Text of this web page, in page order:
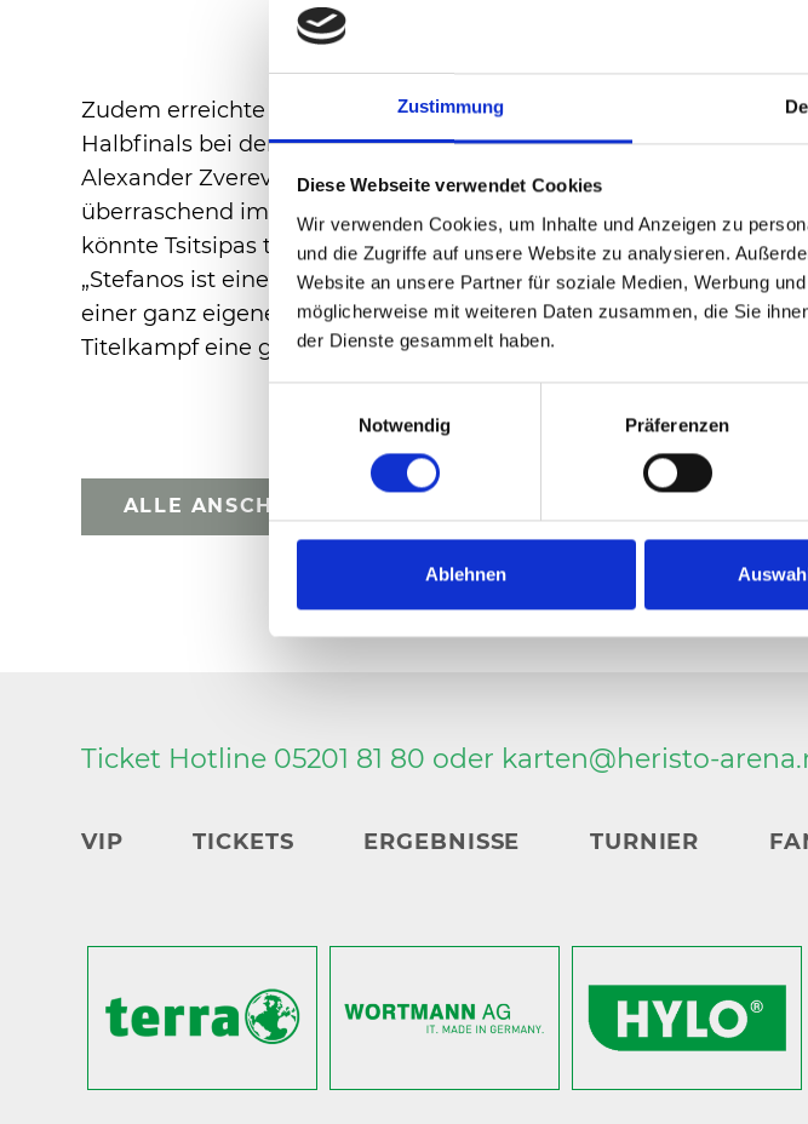
Zustimmung
Diese Webseite verwendet Cookies
Wir verwenden Cookies, um Inhalte und Anzeigen zu
und die Zugriffe auf unsere Website zu analysieren.
Website an unsere Partner für soziale Medien, Werbung
möglicherweise mit weiteren Daten zusammen, die Sie
der Dienste gesammelt haben.
Notwendig
Präferenzen
Ablehnen
Zudem erreichte er im laufenden Jahr das Endspiel beim ATP
Halbfinals bei den Australien Open und beim Masters in Madrid
Alexander Zverev). Bei den zurückliegenden French Open verlor
überraschend im Achtelfinale gegen Dänemarks Newcomer
könnte Tsitsipas theoretisch im Viertelfinale der TERRA
„Stefanos ist einer der Publikumslieblinge auf der Tour, ein
einer ganz eigenen Persönlichkeit“, sagte Turnierchef Weber. „Ich
Titelkampf eine gewichtige Rolle spielen wird.“
ALLE ANSCHAUEN
Ticket Hotline 05201 81 80 oder karten@heristo-arena.
VIP TICKETS ERGEBNISSE TURNIER